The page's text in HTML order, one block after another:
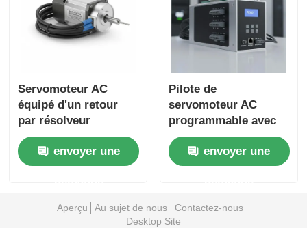
Servomoteur AC
équipé d'un retour
par résolveur
assurant un contrôle
de mouvement précis
dans les systèmes de
envoyer une
Pilote de
servomoteur AC
programmable avec
interfaces de
communication
multiples et
dans les réseaux
d'automatisation
envoyer une
Aperçu Au sujet de nous
Contactez-nous
Desktop Site